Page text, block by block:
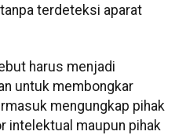
terdeteksi aparat
harus menjadi
untuk membongkar
mengungkap pihak
intelektual maupun pihak